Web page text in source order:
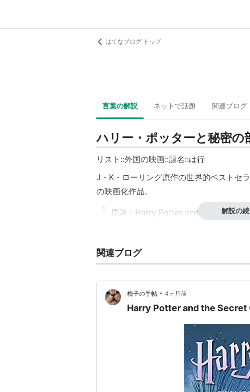
はてなブログ トップ
言葉の解説 ネットで話題 関連ブログ
ハリー・ポッターと秘密の
リスト::外国の映画::題名::は行
J・K・ローリング原作の世界的ベストセ
の映画化作品。
原題：Harry Potter and the
製作総指揮・監督：
製作：デヴィッド・ハイマン
脚本：スティーヴ・クローブス
撮影：ロジャー・ブラッド
音楽：ジョン・ウィリアムズ
ダニエル・ラドクリフ ルパ
ケネス・ブラナー／アラ
ASIN:B000063UPK（特別版）
販売。『ハリー・ポッターと賢者の石
部屋 特別版』2枚組）
解説の
関連ブログ
梅子の手帖 • 4ヶ月前
Harry Potter and the Secret